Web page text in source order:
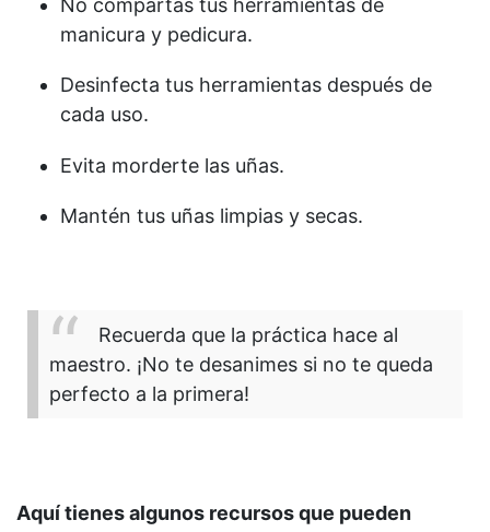
No compartas tus herramientas de
manicura y pedicura.
Desinfecta tus herramientas después de
cada uso.
Evita morderte las uñas.
Mantén tus uñas limpias y secas.
Recuerda que la práctica hace al
maestro. ¡No te desanimes si no te queda
perfecto a la primera!
Aquí tienes algunos recursos que pueden